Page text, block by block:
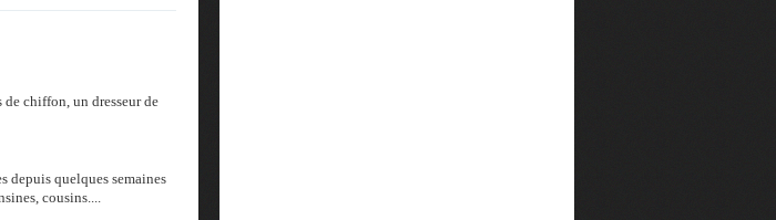
de chiffon, un dresseur de
depuis quelques semaines
cousins....